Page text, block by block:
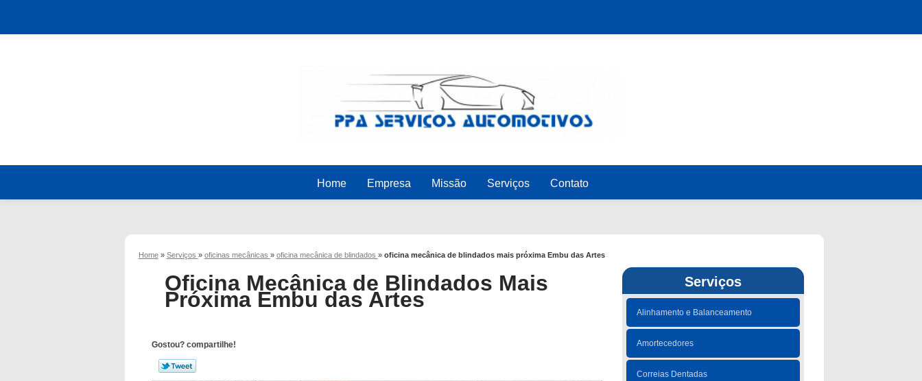
Home Empresa Missão Serviços Contato
Home » Serviços » oficinas mecânicas » oficina mecânica de blindados » oficina mecânica de blindados mais próxima Embu das Artes
Serviços
Alinhamento e Balanceamento
Amortecedores
Correias Dentadas
Oficina Mecânica de Blindados Mais
Próxima Embu das Artes
Gostou? compartilhe!